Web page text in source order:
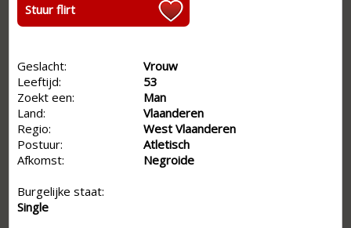
Stuur flirt
Geslacht:
Vrouw
Leeftijd:
53
Zoekt een:
Man
Land:
Vlaanderen
Regio:
West Vlaanderen
Postuur:
Atletisch
Afkomst:
Negroide
Burgelijke staat:
Single